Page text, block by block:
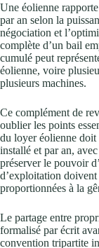
Une éolienne
par an selon la
négociation et
complète d’un bail
cumulé peut
éolienne, voire
plusieurs machines.
Ce complément de
oublier les points
du loyer éolienne doit
installé et par an,
préserver le pouvoir
d’exploitation doivent
proportionnées à la
Le partage entre
formalisé par écrit
convention tripartite